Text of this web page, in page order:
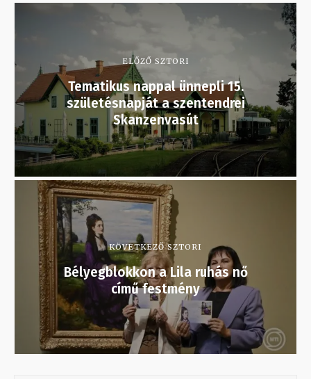
ELŐZŐ SZTORI
Tematikus nappal ünnepli 15.
születésnapját a szentendrei
Skanzenvasút
KÖVETKEZŐ SZTORI
Bélyegblokkon a Lila ruhás nő
című festmény